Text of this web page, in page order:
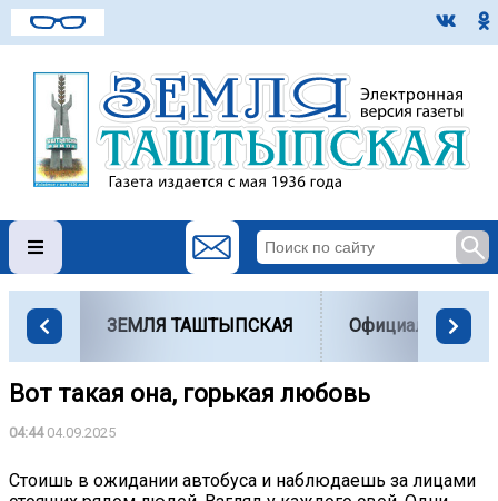
ЗЕМЛЯ ТАШТЫПСКАЯ Официально
Вот такая она, горькая любовь
04:4404.09.2025
Стоишь в ожидании автобуса и наблюдаешь за лицами